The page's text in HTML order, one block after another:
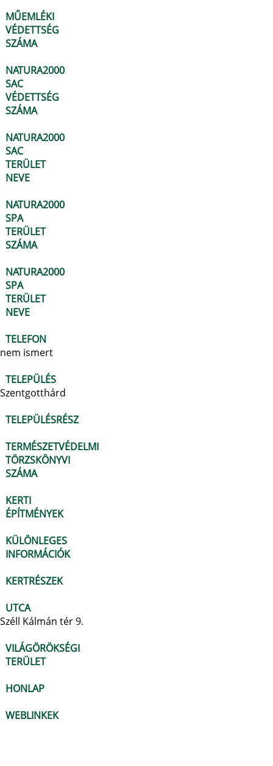
MŰEMLÉKI
VÉDETTSÉG
SZÁMA
NATURA2000
SAC
VÉDETTSÉG
SZÁMA
NATURA2000
SAC
TERÜLET
NEVE
NATURA2000
SPA
TERÜLET
SZÁMA
NATURA2000
SPA
TERÜLET
NEVE
TELEFON
nem ismert
TELEPÜLÉS
Szentgotthárd
TELEPÜLÉSRÉSZ
TERMÉSZETVÉDELMI
TÖRZSKÖNYVI
SZÁMA
KERTI
ÉPÍTMÉNYEK
KÜLÖNLEGES
INFORMÁCIÓK
KERTRÉSZEK
UTCA
Széll Kálmán tér 9.
VILÁGÖRÖKSÉGI
TERÜLET
HONLAP
WEBLINKEK